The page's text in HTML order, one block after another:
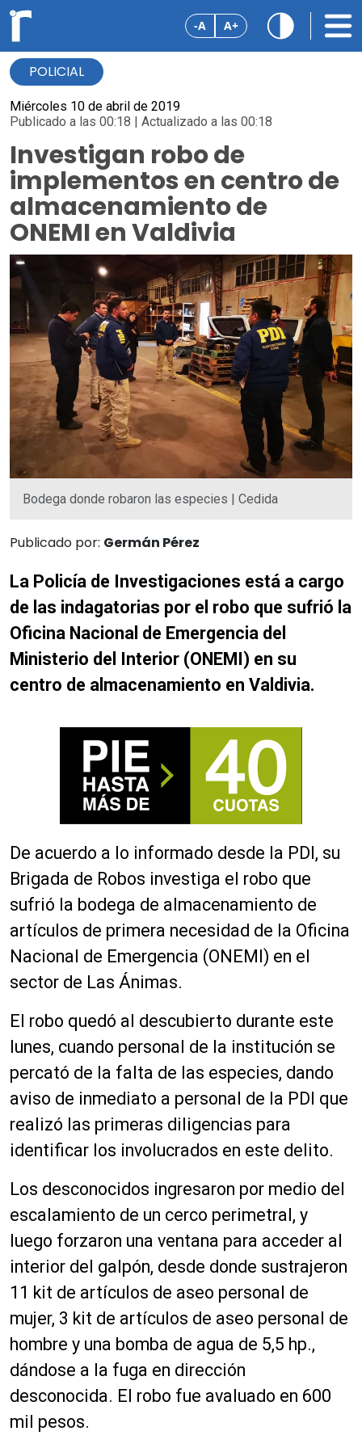
-A A+
POLICIAL
Miércoles 10 de abril de 2019
Publicado a las 00:18 | Actualizado a las 00:18
Investigan robo de
implementos en centro de
almacenamiento de
ONEMI en Valdivia
Bodega donde robaron las especies | Cedida
Publicado por: Germán Pérez
La Policía de Investigaciones está a cargo
de las indagatorias por el robo que sufrió la
Oficina Nacional de Emergencia del
Ministerio del Interior (ONEMI) en su
centro de almacenamiento en Valdivia.
De acuerdo a lo informado desde la PDI, su
Brigada de Robos investiga el robo que
sufrió la bodega de almacenamiento de
artículos de primera necesidad de la Oficina
Nacional de Emergencia (ONEMI) en el
sector de Las Ánimas.
El robo quedó al descubierto durante este
lunes, cuando personal de la institución se
percató de la falta de las especies, dando
aviso de inmediato a personal de la PDI que
realizó las primeras diligencias para
identificar los involucrados en este delito.
Los desconocidos ingresaron por medio del
escalamiento de un cerco perimetral, y
luego forzaron una ventana para acceder al
interior del galpón, desde donde sustrajeron
11 kit de artículos de aseo personal de
mujer, 3 kit de artículos de aseo personal de
hombre y una bomba de agua de 5,5 hp.,
dándose a la fuga en dirección
desconocida. El robo fue avaluado en 600
mil pesos.